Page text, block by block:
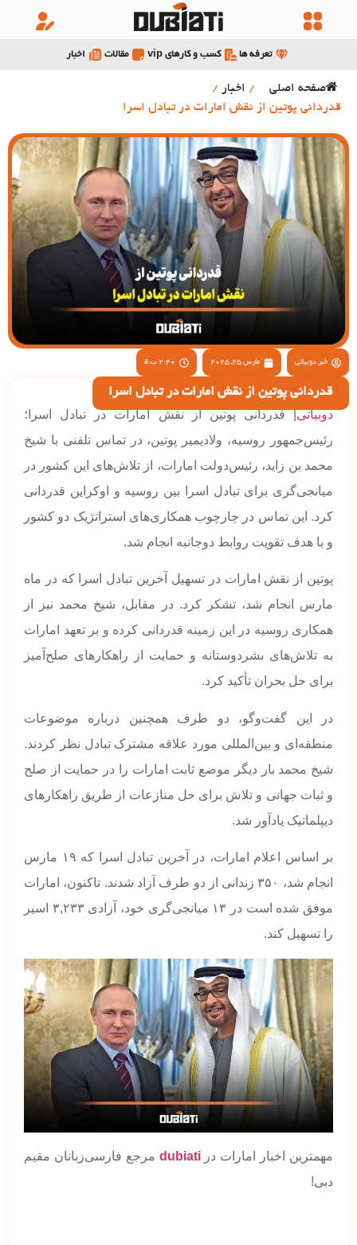
تعرفه ها کسب و کارهای vip مقالات اخبار
صفحه اصلی / اخبار /
قدردانی پوتین از نقش امارات در تبادل اسرا
خبر دوبیاتی مارس 25, 2025 2:40 ب.ظ
قدردانی پوتین از نقش امارات در تبادل اسرا
دوبیاتی| قدردانی پوتین از نقش امارات در تبادل اسرا؛
رئیس‌جمهور روسیه، ولادیمیر پوتین، در تماس تلفنی با شیخ
محمد بن زاید، رئیس‌دولت امارات، از تلاش‌های این کشور در
میانجی‌گری برای تبادل اسرا بین روسیه و اوکراین قدردانی
کرد. این تماس در چارچوب همکاری‌های استراتژیک دو کشور
و با هدف تقویت روابط دوجانبه انجام شد.
پوتین از نقش امارات در تسهیل آخرین تبادل اسرا که در ماه
مارس انجام شد، تشکر کرد. در مقابل، شیخ محمد نیز از
همکاری روسیه در این زمینه قدردانی کرده و بر تعهد امارات
به تلاش‌های بشردوستانه و حمایت از راهکارهای صلح‌آمیز
برای حل بحران تأکید کرد.
در این گفت‌وگو، دو طرف همچنین درباره موضوعات
منطقه‌ای و بین‌المللی مورد علاقه مشترک تبادل نظر کردند.
شیخ محمد بار دیگر موضع ثابت امارات را در حمایت از صلح
و ثبات جهانی و تلاش برای حل منازعات از طریق راهکارهای
دیپلماتیک یادآور شد.
بر اساس اعلام امارات، در آخرین تبادل اسرا که ۱۹ مارس
انجام شد، ۳۵۰ زندانی از دو طرف آزاد شدند. تاکنون، امارات
موفق شده است در ۱۳ میانجی‌گری خود، آزادی ۳,۲۳۳ اسیر
را تسهیل کند.
مهمترین اخبار امارات درdubiati مرجع فارسی‌زبانان مقیم
دبی!